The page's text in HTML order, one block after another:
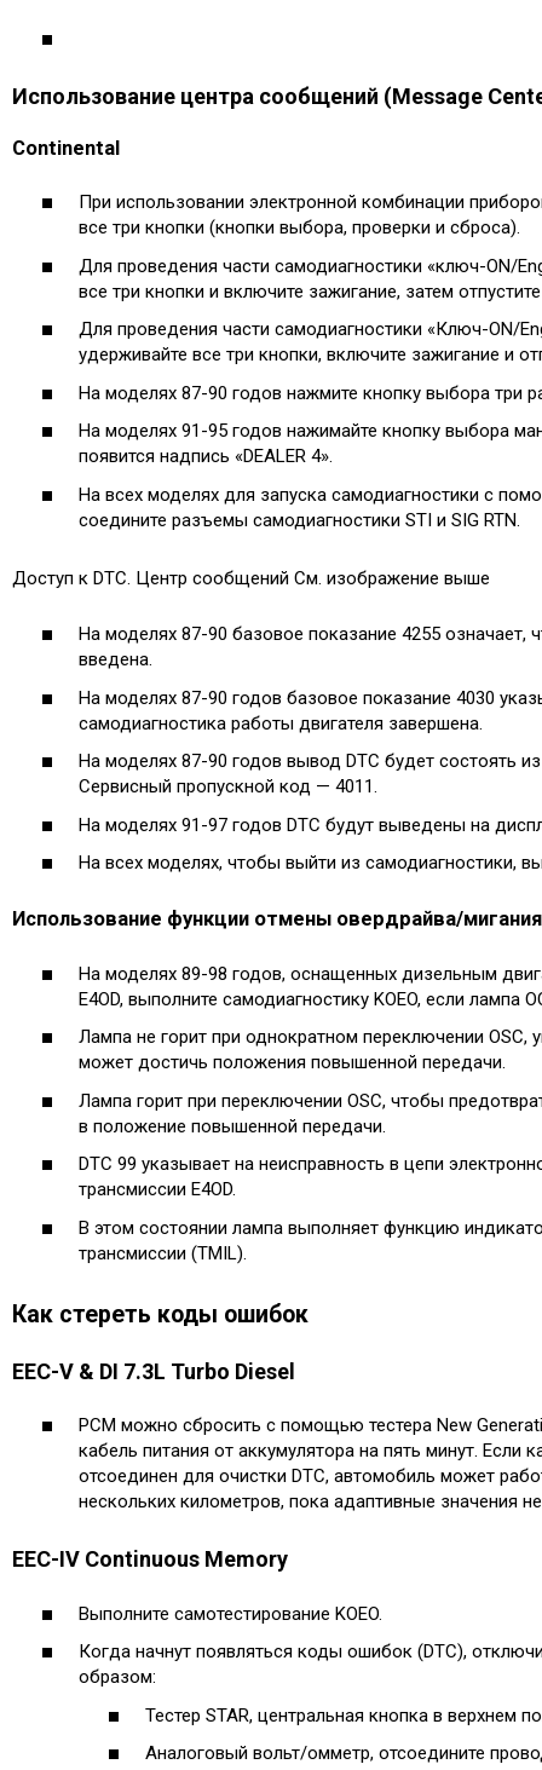
Использование центра сообщений (Message
Continental
При использовании электронной комбинации
все три кнопки (кнопки выбора, проверки и сброса).
Для проведения части самодиагностики «ключ-ON/
все три кнопки и включите зажигание, затем
Для проведения части самодиагностики «Ключ-ON/
удерживайте все три кнопки, включите зажигание и
На моделях 87-90 годов нажмите кнопку выбора три
На моделях 91-95 годов нажимайте кнопку выбора
появится надпись «DEALER 4».
На всех моделях для запуска самодиагностики с
соедините разъемы самодиагностики STI и SIG RTN.
Доступ к DTC. Центр сообщений См. изображение выше
На моделях 87-90 базовое показание 4255 означает,
введена.
На моделях 87-90 годов базовое показание 4030
самодиагностика работы двигателя завершена.
На моделях 87-90 годов вывод DTC будет состоять
Сервисный пропускной код — 4011.
На моделях 91-97 годов DTC будут выведены на
На всех моделях, чтобы выйти из самодиагностики,
Использование функции отмены овердрайва/
На моделях 89-98 годов, оснащенных дизельным
E4OD, выполните самодиагностику KOEO, если лампа
Лампа не горит при однократном переключении OSC,
может достичь положения повышенной передачи.
Лампа горит при переключении OSC, чтобы
в положение повышенной передачи.
DTC 99 указывает на неисправность в цепи
трансмиссии E4OD.
В этом состоянии лампа выполняет функцию
трансмиссии (TMIL).
Как стереть коды ошибок
EEC-V & DI 7.3L Turbo Diesel
PCM можно сбросить с помощью тестера New
кабель питания от аккумулятора на пять минут. Если
отсоединен для очистки DTC, автомобиль может
нескольких километров, пока адаптивные значения
EEC-IV Continuous Memory
Выполните самотестирование KOEO.
Когда начнут появляться коды ошибок (DTC),
образом:
Тестер STAR, центральная кнопка в верхнем
Аналоговый вольт/омметр, отсоедините